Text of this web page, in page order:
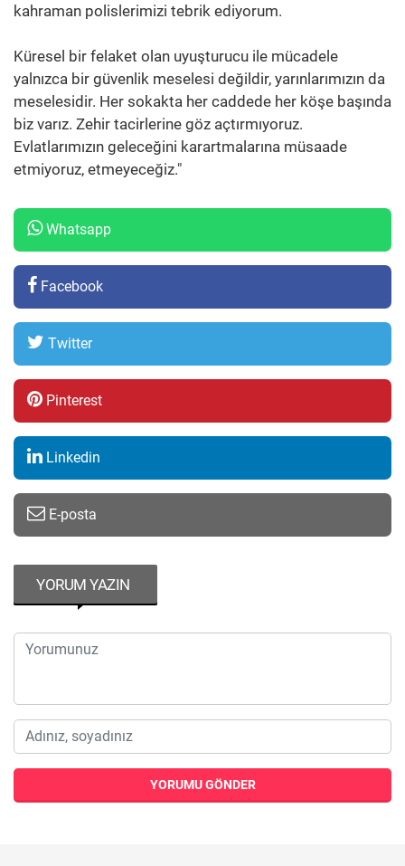
kahraman polislerimizi tebrik ediyorum.
Küresel bir felaket olan uyuşturucu ile mücadele
yalnızca bir güvenlik meselesi değildir, yarınlarımızın da
meselesidir. Her sokakta her caddede her köşe başında
biz varız. Zehir tacirlerine göz açtırmıyoruz.
Evlatlarımızın geleceğini karartmalarına müsaade
etmiyoruz, etmeyeceğiz."
Whatsapp
Facebook
Twitter
Pinterest
Linkedin
E-posta
YORUM YAZIN
YORUMU GÖNDER